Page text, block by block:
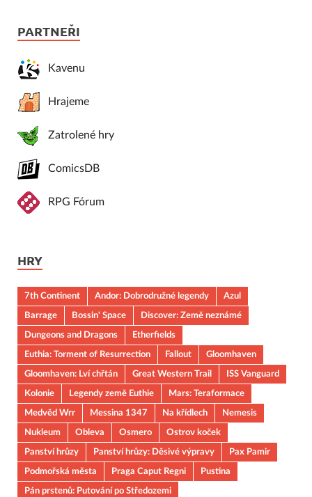
PARTNEŘI
Kavenu
Hrajeme
Zatrolené hry
ComicsDB
RPG Fórum
HRY
7th Continent Andor: Dobrodružné legendy
Azul
Barrage
Bossin' Space
Discover: Země neznámé
Dungeons and Dragons
Etherfields
Euthia: Torment of Resurrection
Fallout
Gloomhaven
Gloomhaven: Lví chřtán
Great Western Trail
ISS Vanguard
Kolonie
Legendy země Euthie
Mars: Teraformace
Medvěd Wrr
Messina 1347 Na křídlech
Nemesis
Nukleum
Obleva Osmero
Ostrov koček
Panství hrůzy
Panství hrůzy: Děsivé výpravy
Pax Pamir
Podmořská města
Praga Caput Regni
Pustina
Pán prstenů: Putování po Středozemi